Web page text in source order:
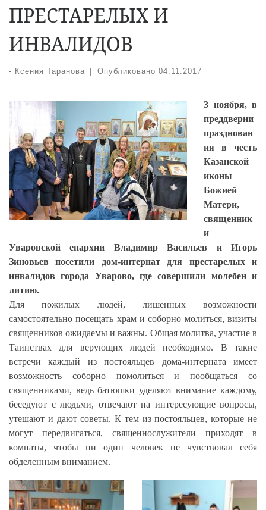
ПРЕСТАРЕЛЫХ И
ИНВАЛИДОВ
- Ксения Таранова Опубликовано 04.11.2017
3 ноября, в
преддверии
празднован
ия в честь
Казанской
иконы
Божией
Матери,
священник
и
Уваровской епархии Владимир Васильев и Игорь
Зиновьев посетили дом-интернат для престарелых и
инвалидов города Уварово, где совершили молебен и
литию.
Для пожилых людей, лишенных возможности
самостоятельно посещать храм и соборно молиться, визиты
священников ожидаемы и важны. Общая молитва, участие в
Таинствах для верующих людей необходимо. В такие
встречи каждый из постояльцев дома-интерната имеет
возможность соборно помолиться и пообщаться со
священниками, ведь батюшки уделяют внимание каждому,
беседуют с людьми, отвечают на интересующие вопросы,
утешают и дают советы. К тем из постояльцев, которые не
могут передвигаться, священнослужители приходят в
комнаты, чтобы ни один человек не чувствовал себя
обделенным вниманием.